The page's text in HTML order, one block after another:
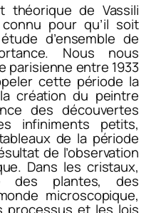
théorique de Vassili
pour qu’il soit
d’ensemble de
Nous nous
parisienne entre 1933
cette période la
création du peintre
des découvertes
infiniments petits,
de la période
de l’observation
Dans les cristaux,
des plantes, des
microscopique,